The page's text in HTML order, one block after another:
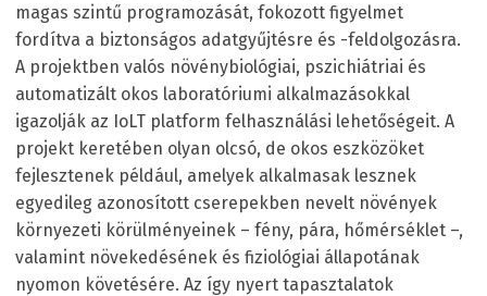
magas szintű programozását, fokozott figyelmet
fordítva a biztonságos adatgyűjtésre és -feldolgozásra.
A projektben valós növénybiológiai, pszichiátriai és
automatizált okos laboratóriumi alkalmazásokkal
igazolják az IoLT platform felhasználási lehetőségeit. A
projekt keretében olyan olcsó, de okos eszközöket
fejlesztenek például, amelyek alkalmasak lesznek
egyedileg azonosított cserepekben nevelt növények
környezeti körülményeinek – fény, pára, hőmérséklet –,
valamint növekedésének és fiziológiai állapotának
nyomon követésére. Az így nyert tapasztalatok